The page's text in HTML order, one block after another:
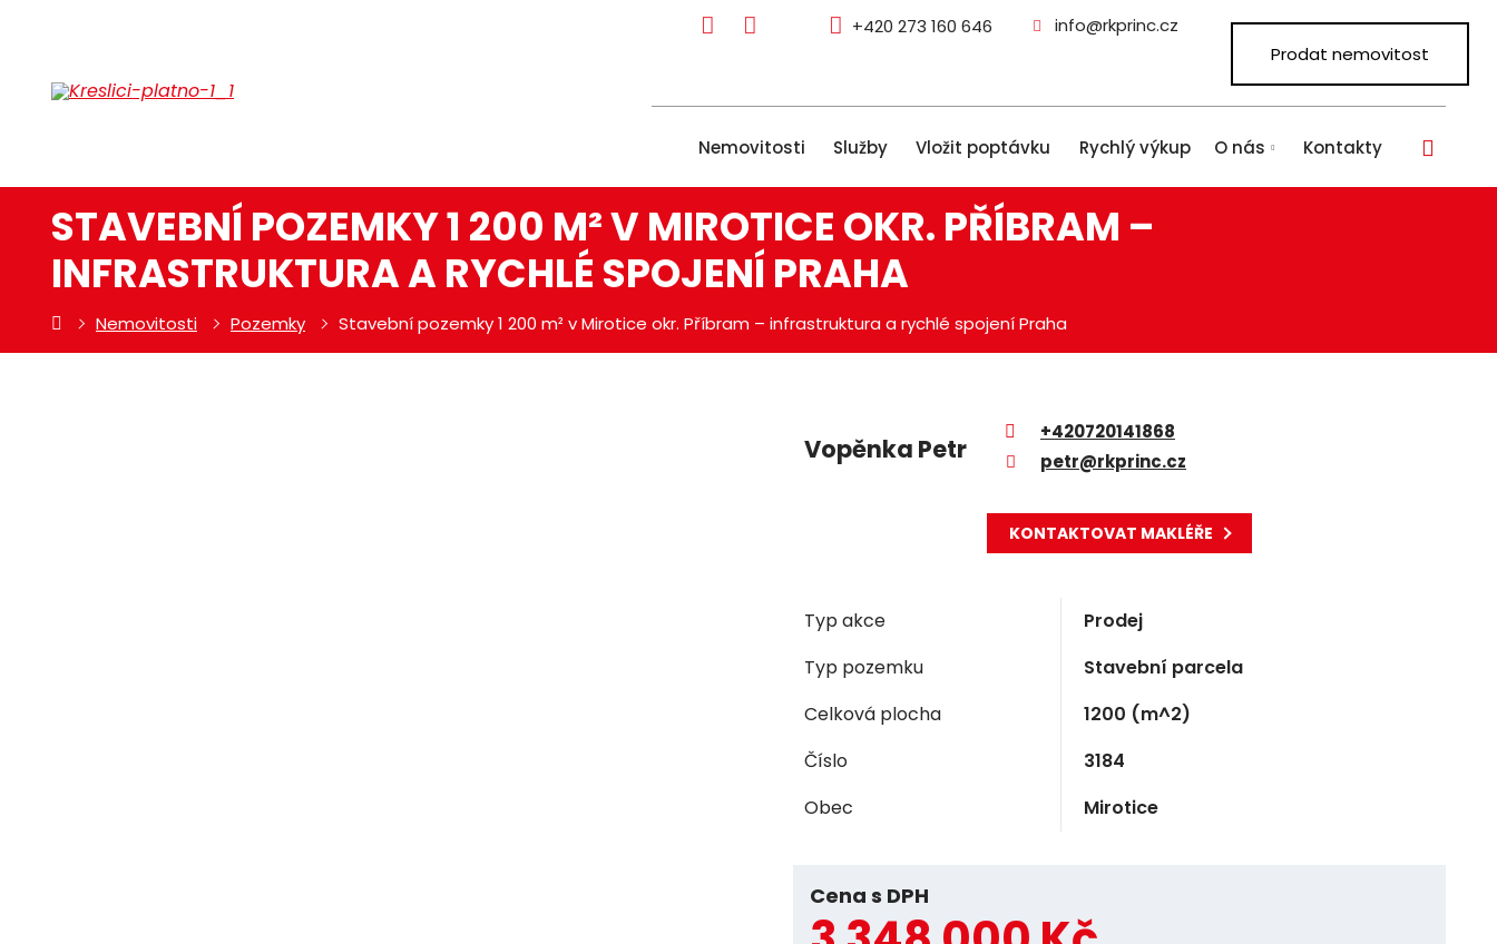
+420 273 160 646 info@rkprinc.cz
Nemovitosti Služby Vložit poptávku Rychlý výkup O nás Kontakty
Prodat nemovitost
STAVEBNÍ POZEMKY 1 200 M² V MIROTICE OKR. PŘÍBRAM –
INFRASTRUKTURA A RYCHLÉ SPOJENÍ PRAHA
Nemovitosti Pozemky Stavební pozemky 1 200 m² v Mirotice okr. Příbram – infrastruktura a rychlé spojení Praha
Vopěnka Petr
+420720141868
petr@rkprinc.cz
KONTAKTOVAT MAKLÉŘE
Typ akce
Prodej
Typ pozemku
Stavební parcela
Celková plocha
1200 (m^2)
Číslo
3184
Obec
Mirotice
Cena s DPH